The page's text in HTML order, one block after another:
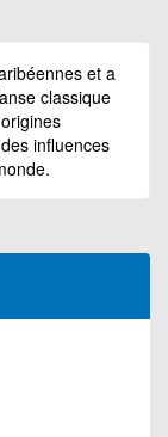
et a
classique
influences